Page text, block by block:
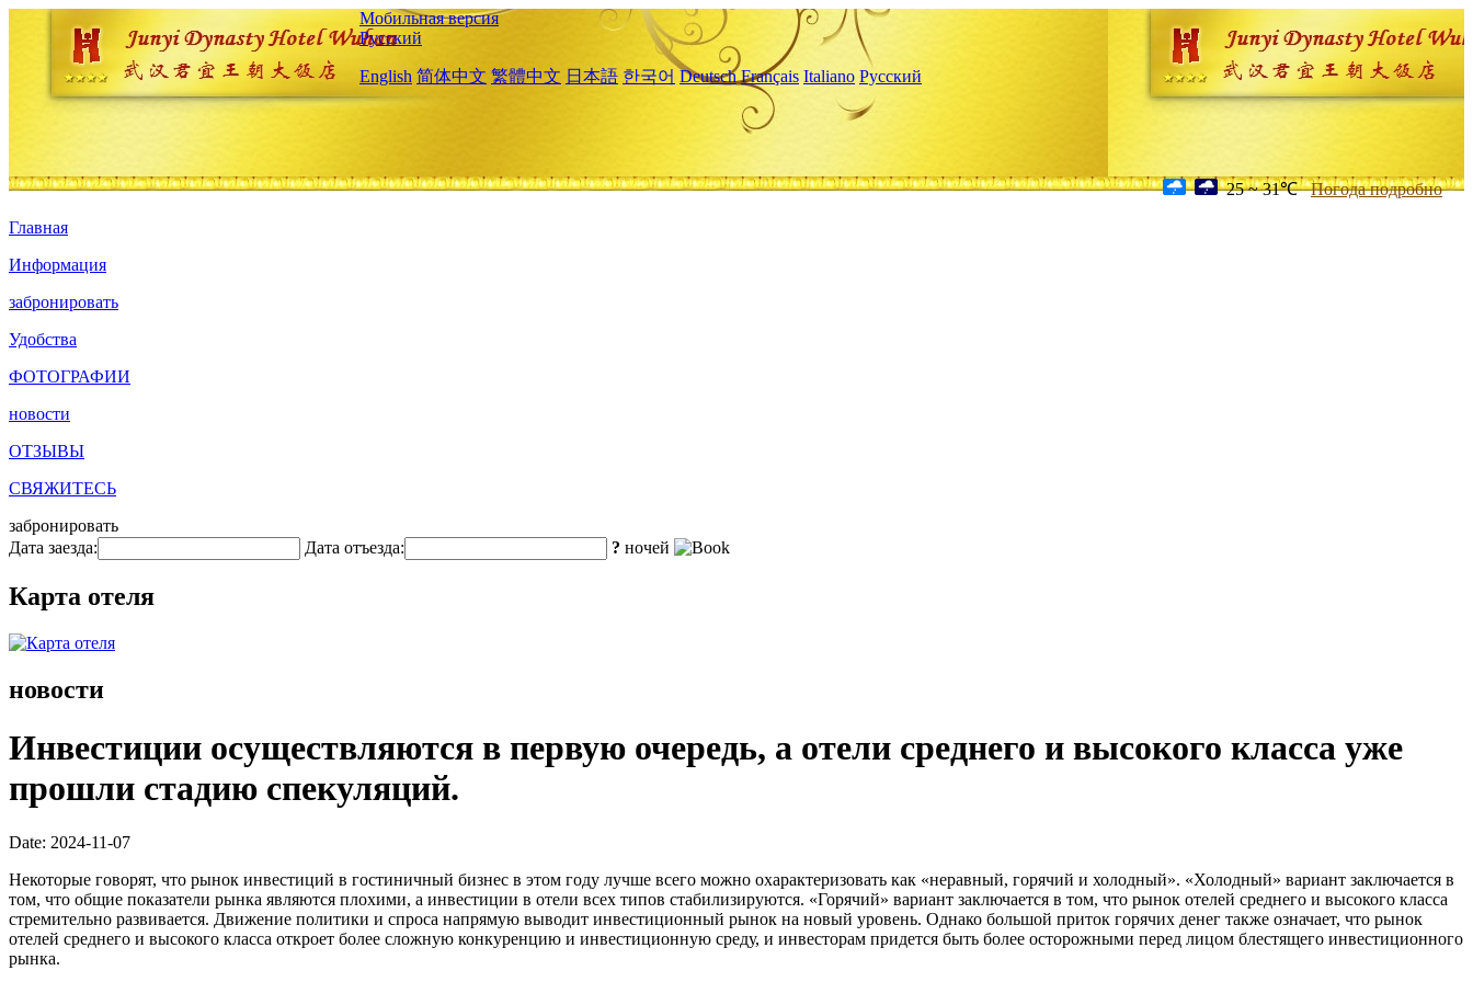
Мобильная версия
Русский
English 简体中文 繁體中文 日本語 한국어 Deutsch Français Italiano Русский
25 ~ 31℃ Погода подробно
Главная
Информация
забронировать
Удобства
ФОТОГРАФИИ
новости
ОТЗЫВЫ
СВЯЖИТЕСЬ
забронировать
Дата заезда:
Дата отъезда: ? ночей
Карта отеля
новости
Инвестиции осуществляются в первую очередь, а отели среднего и высокого класса уже
прошли стадию спекуляций.
Date: 2024-11-07
Некоторые говорят, что рынок инвестиций в гостиничный бизнес в этом году лучше всего можно охарактеризовать как «неравный, горячий и холодный». «Холодный» вариант заключается в
том, что общие показатели рынка являются плохими, а инвестиции в отели всех типов стабилизируются. «Горячий» вариант заключается в том, что рынок отелей среднего и высокого класса
стремительно развивается. Движение политики и спроса напрямую выводит инвестиционный рынок на новый уровень. Однако большой приток горячих денег также означает, что рынок
отелей среднего и высокого класса откроет более сложную конкуренцию и инвестиционную среду, и инвесторам придется быть более осторожными перед лицом блестящего инвестиционного
рынка.